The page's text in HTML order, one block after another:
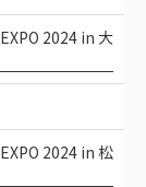
2024 in 大
2024 in 松